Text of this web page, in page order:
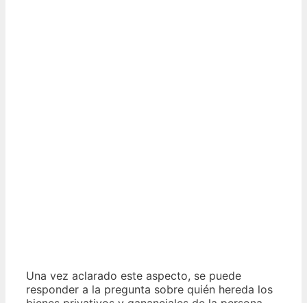
Una vez aclarado este aspecto, se puede
responder a la pregunta sobre quién hereda los